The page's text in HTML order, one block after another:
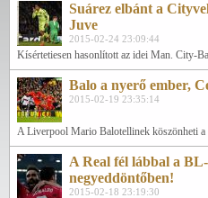
Suárez elbánt a
Juve
2015-02-24 23:09:44
Kísértetiesen hasonlított az idei Man. City-
Balo a nyerő ember,
2015-02-19 23:35:14
A Liverpool Mario Balotellinek köszönheti a
A Real fél lábbal a BL-
negyeddöntőben!
2015-02-18 23:19:30